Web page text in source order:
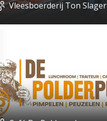
Vleesboerderij Ton Slager